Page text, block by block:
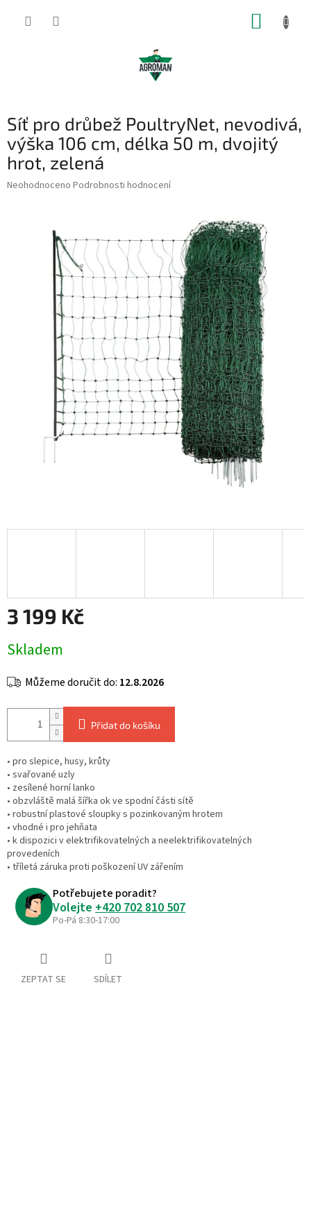
Síť pro drůbež PoultryNet, nevodivá,
výška 106 cm, délka 50 m, dvojitý
hrot, zelená
Průměrné
Neohodnoceno Podrobnosti hodnocení
3 199 Kč
cena:
Skladem
Můžeme doručit do: 12.8.2026
Přidat do košíku
• pro slepice, husy, krůty
• svařované uzly
• zesílené horní lanko
• obzvláště malá šířka ok ve spodní části sítě
• robustní plastové sloupky s pozinkovaným hrotem
• vhodné i pro jehňata
• k dispozici v elektrifikovatelných a neelektrifikovatelných
provedeních
• tříletá záruka proti poškození UV zářením
Potřebujete poradit?
Volejte +420 702 810 507
Po-Pá 8:30-17:00
ZEPTAT SE SDÍLET